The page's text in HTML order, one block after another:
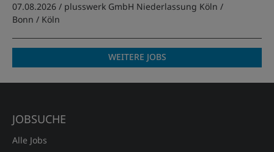
07.08.2026 / plusswerk GmbH Niederlassung Köln /
Bonn / Köln
WEITERE JOBS
JOBSUCHE
Alle Jobs